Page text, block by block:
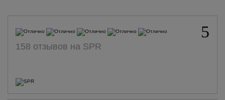
5
158 отзывов на SPR